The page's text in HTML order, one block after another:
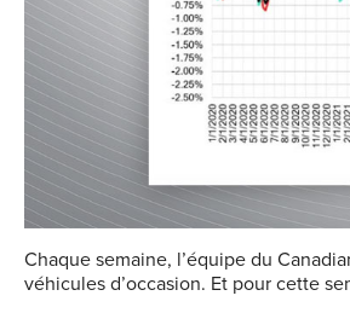
Chaque semaine, l’équipe du
véhicules d’occasion. Et pour cette